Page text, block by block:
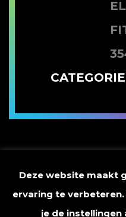
in Utrecht.Veel foto's die
masterclass op Aruba zijn
Rutting in een prachtig
Deze website maakt
ervaring te
je de instellingen